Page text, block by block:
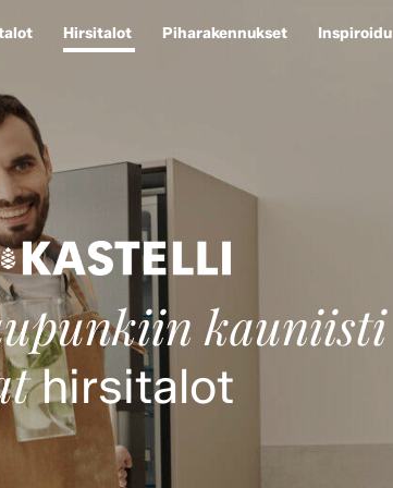
Hirsitalot Piharakennukset Inspiroidu
kauniisti
hirsitalot